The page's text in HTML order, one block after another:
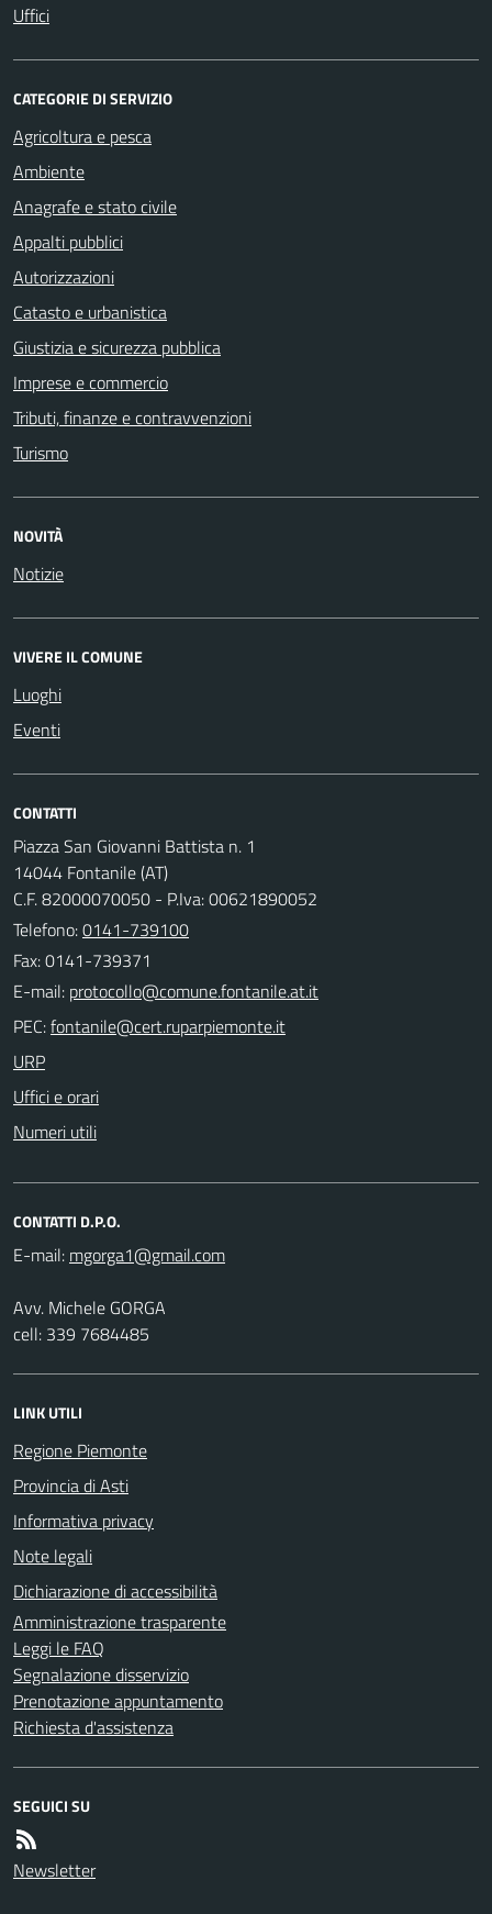
Uffici
CATEGORIE DI SERVIZIO
Agricoltura e pesca
Ambiente
Anagrafe e stato civile
Appalti pubblici
Autorizzazioni
Catasto e urbanistica
Giustizia e sicurezza pubblica
Imprese e commercio
Tributi, finanze e contravvenzioni
Turismo
NOVITÀ
Notizie
VIVERE IL COMUNE
Luoghi
Eventi
CONTATTI
Piazza San Giovanni Battista n. 1
14044 Fontanile (AT)
C.F. 82000070050 - P.Iva: 00621890052
Telefono:0141-739100
Fax: 0141-739371
E-mail:
PEC:
URP
Uffici e orari
Numeri utili
CONTATTI D.P.O.
E-mail:
Avv. Michele GORGA
cell: 339 7684485
LINK UTILI
Regione Piemonte
Provincia di Asti
Informativa privacy
Note legali
Dichiarazione di accessibilità
Amministrazione trasparente
Leggi le FAQ
Segnalazione disservizio
Prenotazione appuntamento
Richiesta d'assistenza
SEGUICI SU
Newsletter